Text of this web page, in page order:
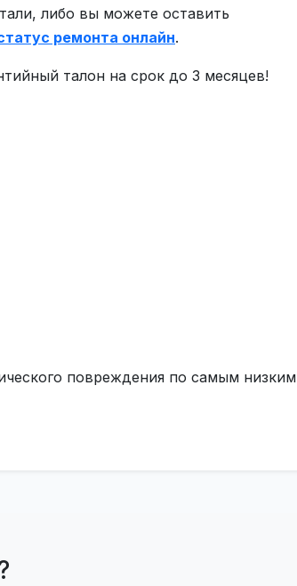
либо вы можете оставить
ремонта онлайн.
талон на срок до 3 месяцев!
повреждения по самым низким